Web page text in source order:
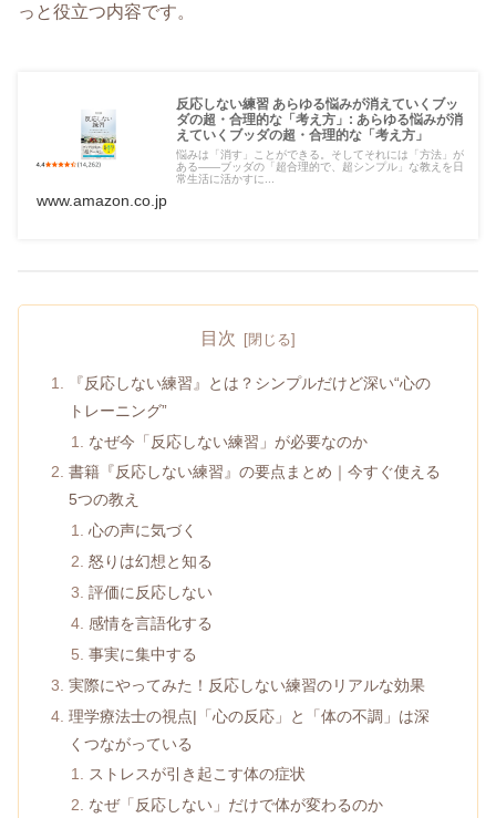
っと役立つ内容です。
反応しない練習 あらゆる悩みが消えていくブッ
ダの超・合理的な「考え方」: あらゆる悩みが消
えていくブッダの超・合理的な「考え方」
悩みは「消す」ことができる。そしてそれには「方法」が
ある――ブッダの「超合理的で、超シンプル」な教えを日
常生活に活かすに...
www.amazon.co.jp
目次
『反応しない練習』とは？シンプルだけど深い“心の
トレーニング”
なぜ今「反応しない練習」が必要なのか
書籍『反応しない練習』の要点まとめ｜今すぐ使える
5つの教え
心の声に気づく
怒りは幻想と知る
評価に反応しない
感情を言語化する
事実に集中する
実際にやってみた！反応しない練習のリアルな効果
理学療法士の視点|「心の反応」と「体の不調」は深
くつながっている
ストレスが引き起こす体の症状
なぜ「反応しない」だけで体が変わるのか